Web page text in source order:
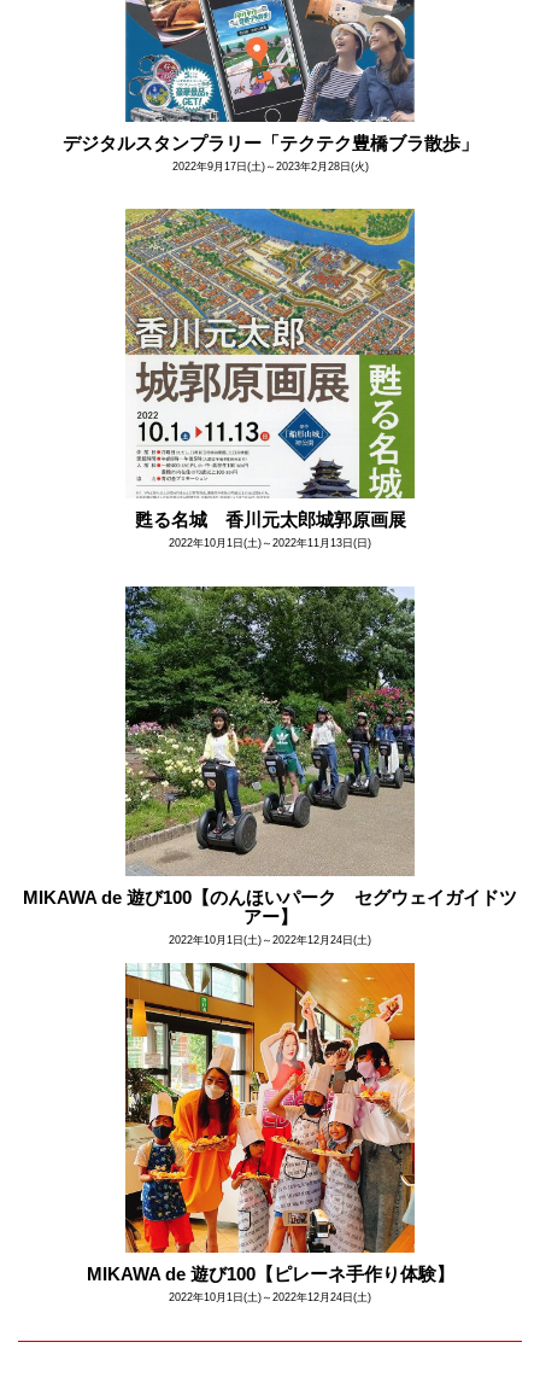
デジタルスタンプラリー「テクテク豊橋ブラ散歩」
2022年9月17日(土)～2023年2月28日(火)
甦る名城 香川元太郎城郭原画展
2022年10月1日(土)～2022年11月13日(日)
MIKAWA de 遊び100【のんほいパーク セグウェイガイドツ
アー】
2022年10月1日(土)～2022年12月24日(土)
MIKAWA de 遊び100【ピレーネ手作り体験】
2022年10月1日(土)～2022年12月24日(土)